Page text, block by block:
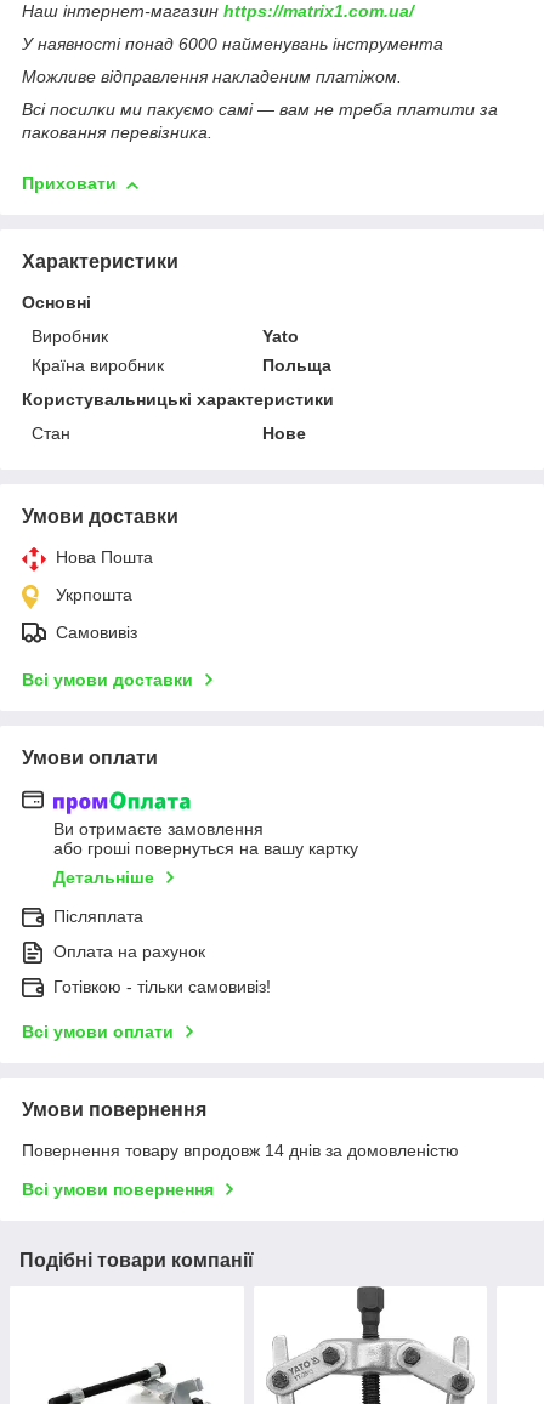
Наш інтернет-магазин https://matrix1.com.ua/
У наявності понад 6000 найменувань інструмента
Можливе відправлення накладеним платіжом.
Всі посилки ми пакуємо самі — вам не треба платити за
паковання перевізника.
Приховати
Характеристики
Основні
Виробник
Yato
Країна виробник
Польща
Користувальницькі характеристики
Стан
Нове
Умови доставки
Нова Пошта
Укрпошта
Самовивіз
Всі умови доставки
Умови оплати
Ви отримаєте замовлення
або гроші повернуться на вашу картку
Детальніше
Післяплата
Оплата на рахунок
Готівкою - тільки самовивіз!
Всі умови оплати
Умови повернення
Повернення товару впродовж 14 днів за домовленістю
Всі умови повернення
Подібні товари компанії